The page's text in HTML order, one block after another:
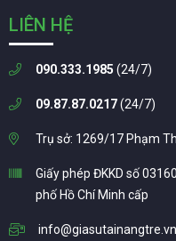
LIÊN HỆ
090.333.1985 (24/7)
09.87.87.0217(24/7)
Trụ sở: 1269/17 Phạm
Giấy phép ĐKKD số
phố Hồ Chí Minh cấp
info@giasutainangtre.vn